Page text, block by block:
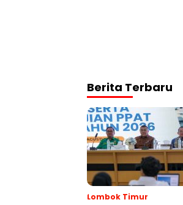
Berita Terbaru
Lombok Timur